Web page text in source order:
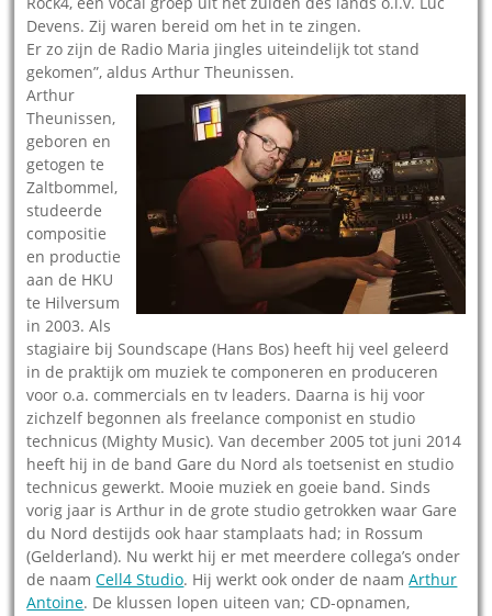
Devens. Zij waren bereid om het in te zingen.
Er zo zijn de Radio Maria jingles uiteindelijk tot stand
gekomen”, aldus Arthur Theunissen.
Arthur
Theunissen,
geboren en
getogen te
Zaltbommel,
studeerde
compositie
en productie
aan de HKU
te Hilversum
in 2003. Als
stagiaire bij Soundscape (Hans Bos) heeft hij veel geleerd
in de praktijk om muziek te componeren en produceren
voor o.a. commercials en tv leaders. Daarna is hij voor
zichzelf begonnen als freelance componist en studio
technicus (Mighty Music). Van december 2005 tot juni 2014
heeft hij in de band Gare du Nord als toetsenist en studio
technicus gewerkt. Mooie muziek en goeie band. Sinds
vorig jaar is Arthur in de grote studio getrokken waar Gare
du Nord destijds ook haar stamplaats had; in Rossum
(Gelderland). Nu werkt hij er met meerdere collega’s onder
de naamCell4 Studio. Hij werkt ook onder de naamArthur
Antoine. De klussen lopen uiteen van; CD-opnamen,